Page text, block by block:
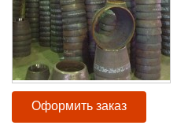
Оформить заказ